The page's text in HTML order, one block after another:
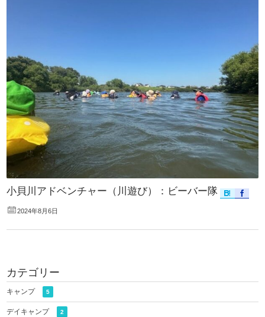
小貝川アドベンチャー（川遊び）：ビーバー隊
2024年8月6日
カテゴリー
キャンプ 5
デイキャンプ 2